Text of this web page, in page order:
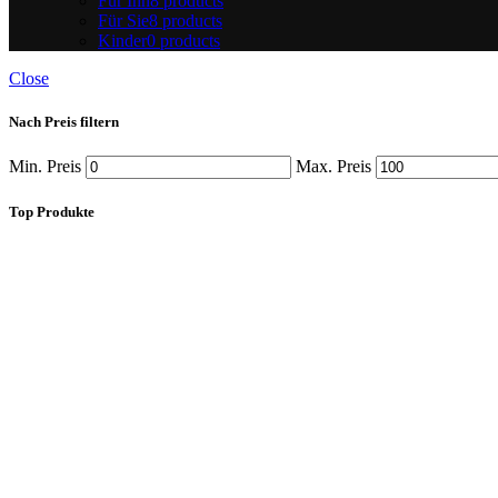
Für Sie8 products
Kinder0 products
Close
Nach Preis filtern
Min. Preis Max. Preis
Top Produkte